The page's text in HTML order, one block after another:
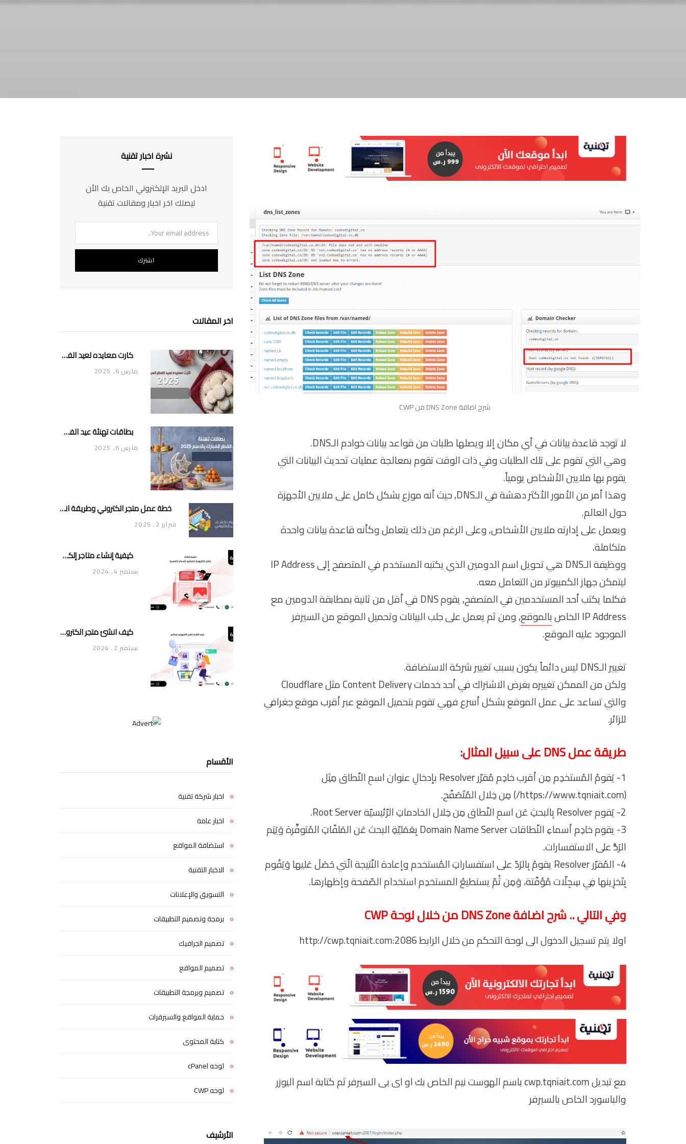
شرح اضافة DNS Zone من CWP
لا توجد قاعدة بيانات في أي مكان إلا ويصلها طلبات من قواعد بيانات خوادم الـDNS.
وهي التي تقوم على تلك الطلبات وفي ذات الوقت تقوم بمعالجة عمليات تحديث البيانات التي
يقوم بها ملايين الأشخاص يومياً.
وهذا أمر من الأمور الأكثر دهشة في الـDNS, حيث أنه موزع بشكل كامل على ملايين الأجهزة
حول العالم.
ويعمل على إدارته ملايين الأشخاص, وعلى الرغم من ذلك يتعامل وكأنه قاعدة بيانات واحدة
متكاملة.
ووظيفة الـDNS هي تحويل اسم الدومين الذي يكتبه المستخدم في المتصفح إلى IP Address
ليتمكن جهاز الكمبيوتر من التعامل معه.
فكلما يكتب أحد المستخدمين في المتصفح, يقوم DNS في أقل من ثانية بمطابقة الدومين مع
IP Address الخاص
بالموقع, ومن ثم يعمل على جلب البيانات وتحميل الموقع من السيرفر
الموجود عليه الموقع.
تغيير الـDNS ليس دائماً يكون بسبب تغيير شركة الاستضافة.
ولكن من الممكن تغييره بغرض الاشتراك في أحد خدمات Content Delivery مثل Cloudflare
والتي تساعد على عمل الموقع بشكل أسرع فهي تقوم بتحميل الموقع عبر أقرب موقع جغرافي
للزائر.
طريقة عمل DNS على سبيل المثال:
1- يَقومُ المُستخدِم مِن أقرب خادِم مُقرّر Resolver بإدخالِ عنوان اسمِ النّطاق مِثِل
(https://www.tqniait.com/) مِن خِلال المُتَصَفّح.
2- يَقوم Resolver بِالبحثِ عَن اسمِ النّطاق مِن خِلال الخادماتِ الرّئيسيّة Root Server.
3- يقوم خادِم أسماءِ النّطاقات Domain Name Server بِعَمَليّةِ البحث عَن المَلفّاتِ المُتوفِّرة وَيَتِم
الرَدُّ على الاستفسارات.
4- المُقرّر Resolver يقومُ بِالرَدّ على استفساراتِ المُستخدم وإعادة النّتيجة الّتي حَصَلَ عَليها وَيَقُوم
بِتَخزِينها فِي سِجِلّات مُؤقّتة، وَمِن ثُمّ يستطيعُ المستخدِم استخدام الصّفحة وإظهارها.
وفي التالي .. شرح اضافة DNS Zone من خلال لوحة CWP
اولا يتم تسجيل الدخول الى لوحة التحكم من خلال الرابط http://cwp.tqniait.com:2086
مع تبديل cwp.tqniait.com باسم الهوست نيم
الخاص بك او اى بى السيرفر ثم كتابة اسم اليوزر
والباسورد الخاص بالسيرفر
نشرة اخبار تقنية
ادخل البريد الإلكتروني الخاص بك الأن
ليصلك اخر اخبار ومقالات تقنية
اخر المقالات
كارت معايده لعيد الفطر المبارك 2025
مارس 6, 2025
بطاقات تهنئة عيد الفطر المبارك بالاسم 2025
مارس 6, 2025
خطة عمل متجر الكتروني وطريقة انشاء متجر خاص ناجح ومميز
فبراير 2, 2025
كيفية إنشاء متاجر إلكترونية احترافية بأسعار تنافسية
سبتمبر 4, 2024
كيف انشئ متجر الكتروني مجاني
سبتمبر 2, 2024
الأقسام
اخبار شركة تقنية
اخبار عامة
استضافة المواقع
الاخبار التقنية
التسويق والإعلانات
برمجة وتصميم التطبيقات
تصميم الجرافيك
تصميم المواقع
تصميم وبرمجة التطبيقات
حماية المواقع والسيرفرات
كتابة المحتوى
لوحه cPanel
لوحه CWP
الأرشيف